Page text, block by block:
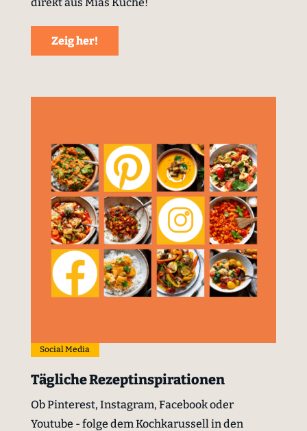
direkt aus Mias Küche!
Zeig her!
Social Media
Tägliche Rezeptinspirationen
Ob Pinterest, Instagram, Facebook oder
Youtube - folge dem Kochkarussell in den